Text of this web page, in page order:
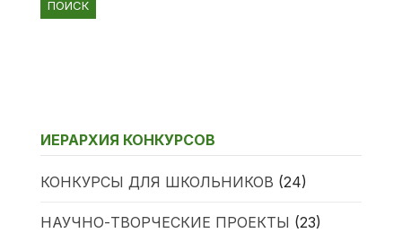
ИЕРАРХИЯ КОНКУРСОВ
КОНКУРСЫ ДЛЯ ШКОЛЬНИКОВ (24)
НАУЧНО-ТВОРЧЕСКИЕ ПРОЕКТЫ (23)